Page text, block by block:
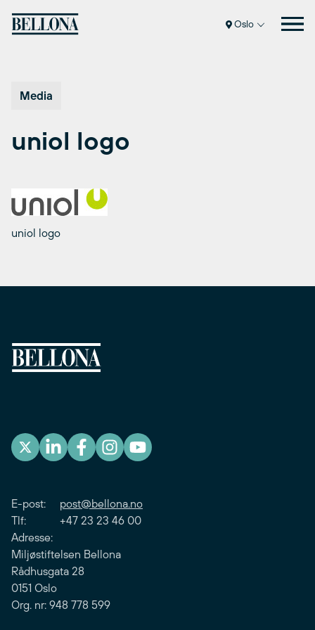
Oslo
Media
uniol logo
uniol logo
E-post: post@bellona.no
Tlf: +47 23 23 46 00
Adresse:
Miljøstiftelsen Bellona
Rådhusgata 28
0151 Oslo
Org. nr: 948 778 599